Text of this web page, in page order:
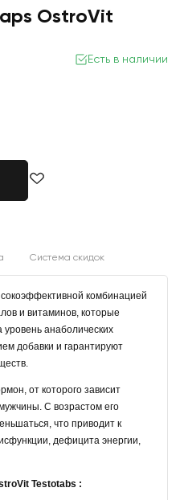
OstroVit
Есть в наличии
Система скидок
комбинацией
и витаминов, которые
анаболических
добавки и гарантируют
от которого зависит
С возрастом его
что приводит к
дефицита энергии,
Testotabs :